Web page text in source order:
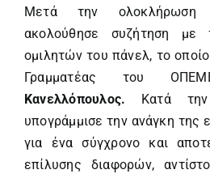
Μετά την ολοκλήρωση
ακολούθησε συζήτηση
ομιλητών του πάνελ, το
Γραμματέας του
Κανελλόπουλος. Κατά την
υπογράμμισε την ανάγκη της
για ένα σύγχρονο και
επίλυσης διαφορών,